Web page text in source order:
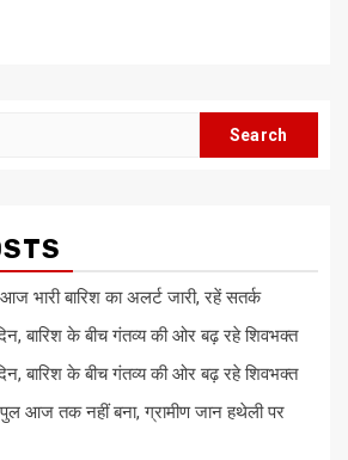
भारी बारिश का अलर्ट जारी, रहें सतर्क
बारिश के बीच गंतव्य की ओर बढ़ रहे शिवभक्त
बारिश के बीच गंतव्य की ओर बढ़ रहे शिवभक्त
आज तक नहीं बना, ग्रामीण जान हथेली पर